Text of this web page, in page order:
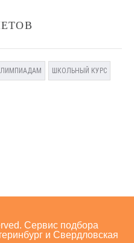
ШКОЛЬНЫЙ КУРС
Сервис подбора
и Свердловская